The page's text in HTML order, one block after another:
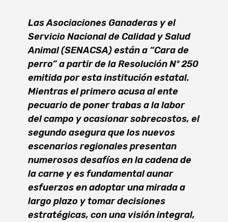
Las Asociaciones Ganaderas y el
Servicio Nacional de Calidad y Salud
Animal (SENACSA) están a “Cara de
perro” a partir de la Resolución Nº 250
emitida por esta institución estatal.
Mientras el primero acusa al ente
pecuario de poner trabas a la labor
del campo y ocasionar sobrecostos, el
segundo asegura que los nuevos
escenarios regionales presentan
numerosos desafíos en la cadena de
la carne y es fundamental aunar
esfuerzos en adoptar una mirada a
largo plazo y tomar decisiones
estratégicas, con una visión integral,